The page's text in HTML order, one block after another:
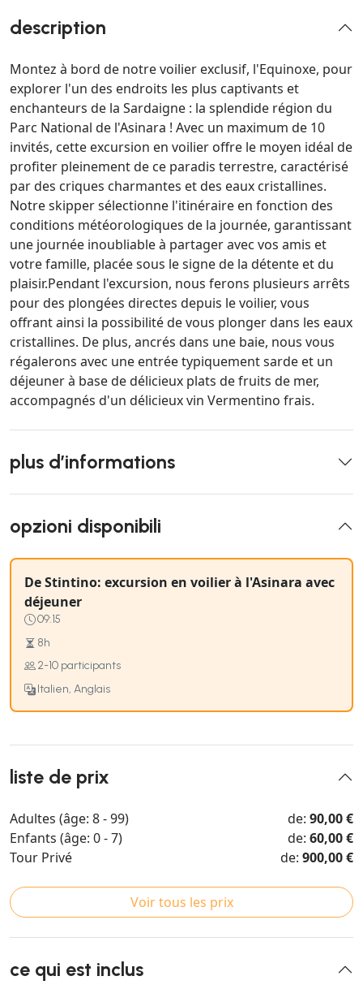
description
Montez à bord de notre voilier exclusif, l'Equinoxe, pour
explorer l'un des endroits les plus captivants et
enchanteurs de la Sardaigne : la splendide région du
Parc National de l'Asinara ! Avec un maximum de 10
invités, cette excursion en voilier offre le moyen idéal de
profiter pleinement de ce paradis terrestre, caractérisé
par des criques charmantes et des eaux cristallines.
Notre skipper sélectionne l'itinéraire en fonction des
conditions météorologiques de la journée, garantissant
une journée inoubliable à partager avec vos amis et
votre famille, placée sous le signe de la détente et du
plaisir.Pendant l'excursion, nous ferons plusieurs arrêts
pour des plongées directes depuis le voilier, vous
offrant ainsi la possibilité de vous plonger dans les eaux
cristallines. De plus, ancrés dans une baie, nous vous
régalerons avec une entrée typiquement sarde et un
déjeuner à base de délicieux plats de fruits de mer,
accompagnés d'un délicieux vin Vermentino frais.
plus d’informations
opzioni disponibili
De Stintino: excursion en voilier à l'Asinara avec
déjeuner
09:15
8h
2-10 participants
Italien, Anglais
liste de prix
Adultes (âge: 8 - 99) de: 90,00 €
Enfants (âge: 0 - 7)
de: 60,00 €
Tour Privé
de: 900,00 €
Voir tous les prix
ce qui est inclus